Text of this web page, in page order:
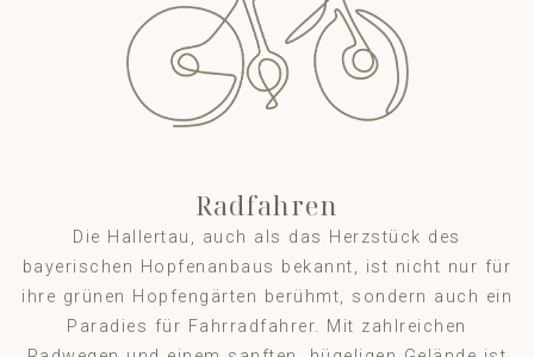
Radfahren
Die Hallertau, auch als das Herzstück des
bayerischen Hopfenanbaus bekannt, ist nicht nur für
ihre grünen Hopfengärten berühmt, sondern auch ein
Paradies für Fahrradfahrer. Mit zahlreichen